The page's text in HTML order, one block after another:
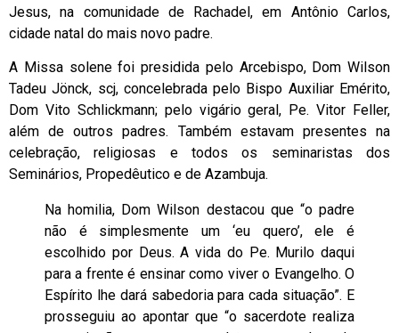
Jesus, na comunidade de Rachadel, em Antônio Carlos,
cidade natal do mais novo padre.
A Missa solene foi presidida pelo Arcebispo, Dom Wilson
Tadeu Jönck, scj, concelebrada pelo Bispo Auxiliar Emérito,
Dom Vito Schlickmann; pelo vigário geral, Pe. Vitor Feller,
além de outros padres. Também estavam presentes na
celebração, religiosas e todos os seminaristas dos
Seminários, Propedêutico e de Azambuja.
Na homilia, Dom Wilson destacou que “o padre
não é simplesmente um ‘eu quero’, ele é
escolhido por Deus. A vida do Pe. Murilo daqui
para a frente é ensinar como viver o Evangelho. O
Espírito lhe dará sabedoria para cada situação”. E
prosseguiu ao apontar que “o sacerdote realiza